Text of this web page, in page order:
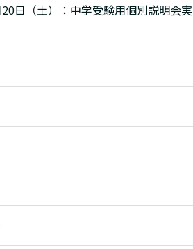
日（土）：中学受験用個別説明会実